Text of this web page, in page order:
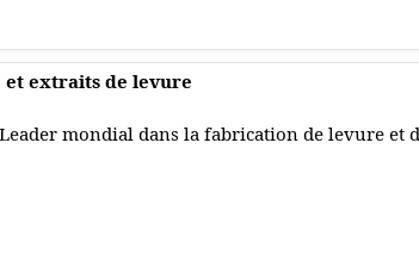
et extraits de levure
Leader mondial dans la fabrication de levure et